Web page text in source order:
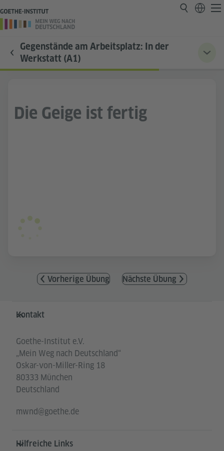
Gegenstände am Arbeitsplatz: In der
Werkstatt (A1)
Die Geige ist fertig
Vorherige Übung Nächste Übung
Service- und Informationsbereich
Kontakt
Goethe-Institut e.V.
„Mein Weg nach Deutschland“
Oskar-von-Miller-Ring 18
80333 München
Deutschland
mwnd@goethe.de
Hilfreiche Links